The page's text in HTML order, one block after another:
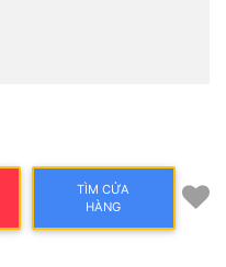
TÌM CỬA
HÀNG